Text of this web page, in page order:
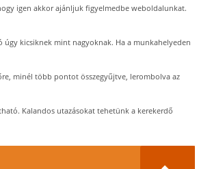
igen akkor ajánljuk figyelmedbe weboldalunkat.
kicsiknek mint nagyoknak. Ha a munkahelyeden
minél több pontot összegyűjtve, lerombolva az
Kalandos utazásokat tehetünk a kerekerdő